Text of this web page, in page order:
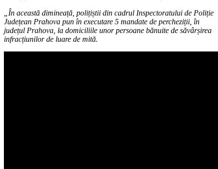
„În această dimineață, polițiștii din cadrul Inspectoratului de Poliție
Județean Prahova pun în executare 5 mandate de percheziții, în
județul Prahova, la domiciliile unor persoane bănuite de săvârșirea
infracțiunilor de luare de mită.